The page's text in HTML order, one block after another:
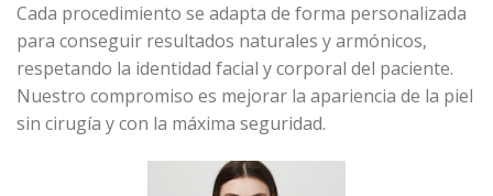
Cada procedimiento se adapta de forma personalizada
para conseguir resultados naturales y armónicos,
respetando la identidad facial y corporal del paciente.
Nuestro compromiso es mejorar la apariencia de la piel
sin cirugía y con la máxima seguridad.